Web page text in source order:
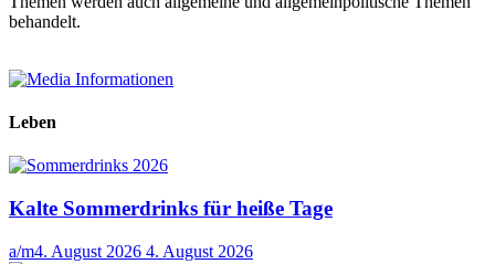
behandelt.
Leben
Kalte Sommerdrinks für heiße Tage
a/m4. August 2026 4. August 2026